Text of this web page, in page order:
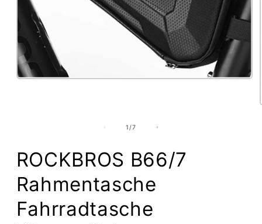
Medien
1/von
7
ROCKBROS B66/7
Rahmentasche
Fahrradtasche